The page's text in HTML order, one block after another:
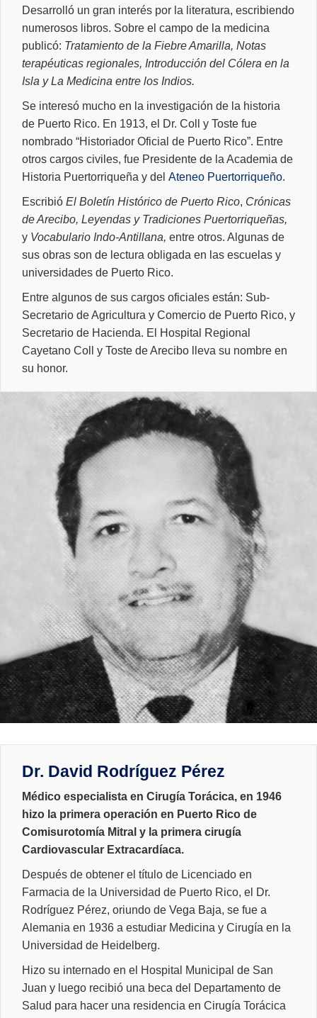
Desarrolló un gran interés por la literatura, escribiendo
numerosos libros. Sobre el campo de la medicina
publicó: Tratamiento de la Fiebre Amarilla, Notas
terapéuticas regionales, Introducción del Cólera en la
Isla y La Medicina entre los Indios.
Se interesó mucho en la investigación de la historia
de Puerto Rico. En 1913, el Dr. Coll y Toste fue
nombrado “Historiador Oficial de Puerto Rico”. Entre
otros cargos civiles, fue Presidente de la Academia de
Historia Puertorriqueña y del Ateneo Puertorriqueño.
Escribió El Boletín Histórico de Puerto Rico, Crónicas
de Arecibo, Leyendas y Tradiciones Puertorriqueñas,
y Vocabulario Indo-Antillana, entre otros. Algunas de
sus obras son de lectura obligada en las escuelas y
universidades de Puerto Rico.
Entre algunos de sus cargos oficiales están: Sub-
Secretario de Agricultura y Comercio de Puerto Rico, y
Secretario de Hacienda. El Hospital Regional
Cayetano Coll y Toste de Arecibo lleva su nombre en
su honor.
Dr. David Rodríguez Pérez
Médico especialista en Cirugía Torácica, en 1946
hizo la primera operación en Puerto Rico de
Comisurotomía Mitral y la primera cirugía
Cardiovascular Extracardíaca.
Después de obtener el título de Licenciado en
Farmacia de la Universidad de Puerto Rico, el Dr.
Rodríguez Pérez, oriundo de Vega Baja, se fue a
Alemania en 1936 a estudiar Medicina y Cirugía en la
Universidad de Heidelberg.
Hizo su internado en el Hospital Municipal de San
Juan y luego recibió una beca del Departamento de
Salud para hacer una residencia en Cirugía Torácica